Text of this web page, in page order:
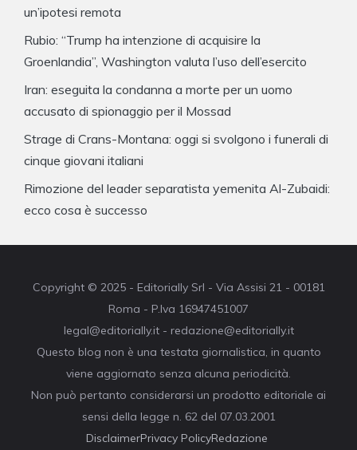
un’ipotesi remota
Rubio: “Trump ha intenzione di acquisire la
Groenlandia”, Washington valuta l’uso dell’esercito
Iran: eseguita la condanna a morte per un uomo
accusato di spionaggio per il Mossad
Strage di Crans-Montana: oggi si svolgono i funerali di
cinque giovani italiani
Rimozione del leader separatista yemenita Al-Zubaidi:
ecco cosa è successo
Copyright © 2025 - Editorially Srl - Via Assisi 21 - 00181
Roma - P.Iva 16947451007
legal@editorially.it - redazione@editorially.it
Questo blog non è una testata giornalistica, in quanto
viene aggiornato senza alcuna periodicità.
Non può pertanto considerarsi un prodotto editoriale ai
sensi della legge n. 62 del 07.03.2001
DisclaimerPrivacy PolicyRedazione